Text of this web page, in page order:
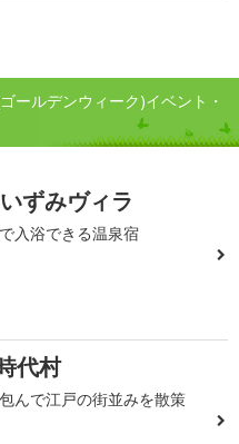
ールデンウィーク)イベント・
ずみヴィラ
入浴できる温泉宿
代村
んで江戸の街並みを散策